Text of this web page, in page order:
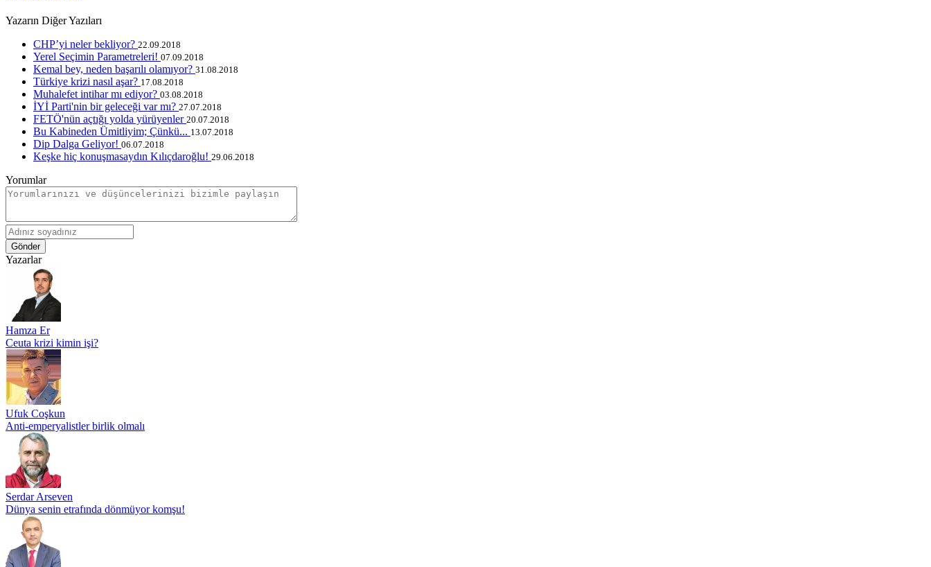
Yazarın Diğer Yazıları
CHP’yi neler bekliyor? 22.09.2018
Yerel Seçimin Parametreleri! 07.09.2018
Kemal bey, neden başarılı olamıyor? 31.08.2018
Türkiye krizi nasıl aşar? 17.08.2018
Muhalefet intihar mı ediyor? 03.08.2018
İYİ Parti'nin bir geleceği var mı? 27.07.2018
FETÖ'nün açtığı yolda yürüyenler 20.07.2018
Bu Kabineden Ümitliyim; Çünkü... 13.07.2018
Dip Dalga Geliyor! 06.07.2018
Keşke hiç konuşmasaydın Kılıçdaroğlu! 29.06.2018
Yorumlar
Gönder
Yazarlar
Hamza Er
Ceuta krizi kimin işi?
Ufuk Coşkun
Anti-emperyalistler birlik olmalı
Serdar Arseven
Dünya senin etrafında dönmüyor komşu!